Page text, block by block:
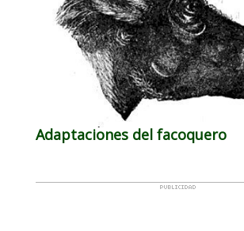
Adaptaciones del facoquero